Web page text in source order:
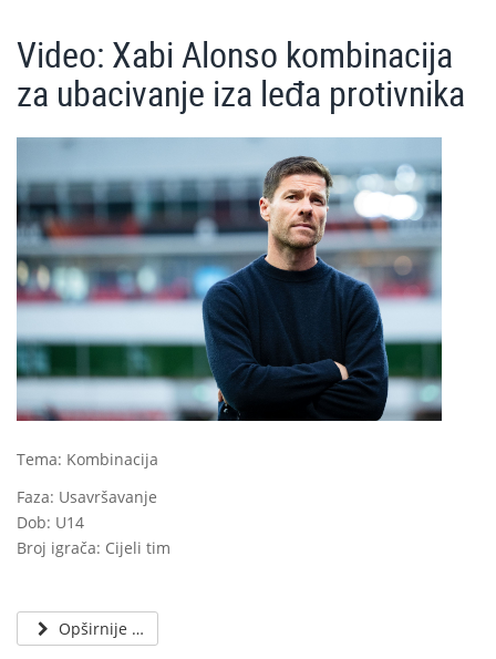
Video: Xabi Alonso kombinacija
za ubacivanje iza leđa protivnika
Tema: Kombinacija
Faza: Usavršavanje
Dob: U14
Broj igrača: Cijeli tim
Opširnije …